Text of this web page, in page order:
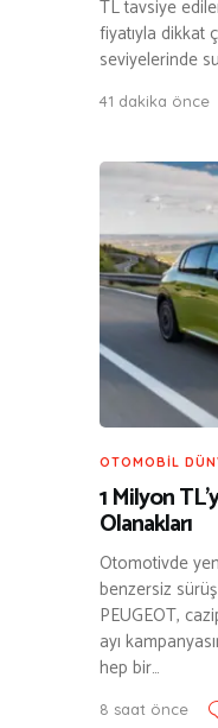
TL tavsiye
fiyatıyla dikkat
seviyelerinde
41 dakika önce
OTOMOBIL
1 Milyon
Olanakları
Otomotivde
benzersiz
PEUGEOT,
ayı
hep bir…
8 saat önce